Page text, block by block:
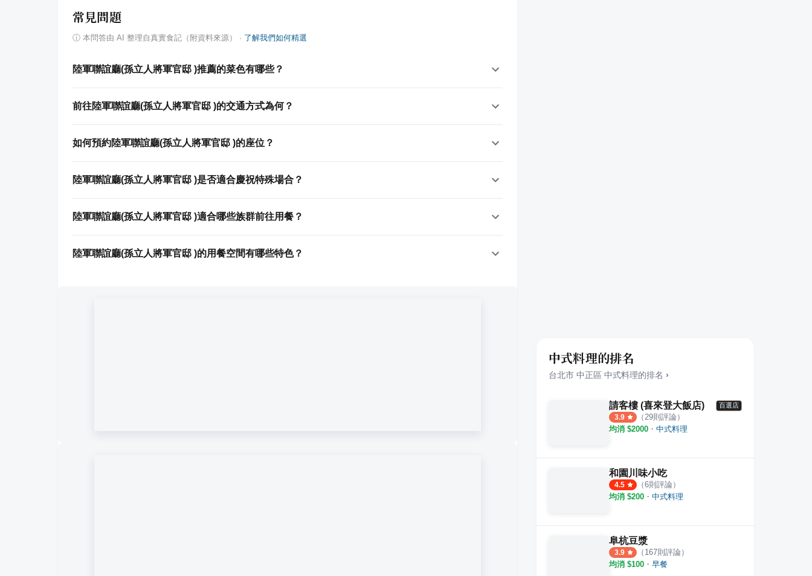
常見問題
ⓘ 本問答由 AI 整理自真實食記（附資料來源） · 了解我們如何精選
陸軍聯誼廳(孫立人將軍官邸 )推薦的菜色有哪些？
前往陸軍聯誼廳(孫立人將軍官邸 )的交通方式為何？
如何預約陸軍聯誼廳(孫立人將軍官邸 )的座位？
陸軍聯誼廳(孫立人將軍官邸 )是否適合慶祝特殊場合？
陸軍聯誼廳(孫立人將軍官邸 )適合哪些族群前往用餐？
陸軍聯誼廳(孫立人將軍官邸 )的用餐空間有哪些特色？
中式料理的排名
台北市 中正區 中式料理的排名 ›
請客樓 (喜來登大飯店) 百選店
3.9 （ 29則評論）
均消 $2000 ・ 中式料理
和園川味小吃
4.5 （6則評論）
均消 $200 ・ 中式料理
阜杭豆漿
3.9 （ 167則評論）
均消 $100 ・ 早餐